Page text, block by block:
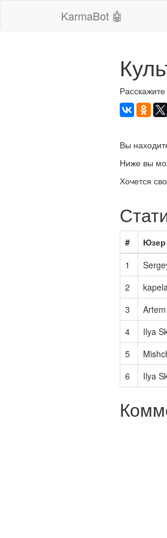
KarmaBot 🤖
Вы
Ниже вы
Хочется
# Юзер
1
2
3
4
Ilya
5
6
Ilya